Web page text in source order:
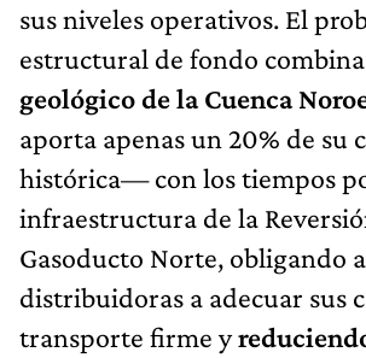
sus niveles operativos. El
estructural de fondo
geológico de la Cuenca
aporta apenas un 20% de su
histórica— con los tiempos
infraestructura de la
Gasoducto Norte, obligando
distribuidoras a adecuar sus
transporte firme y